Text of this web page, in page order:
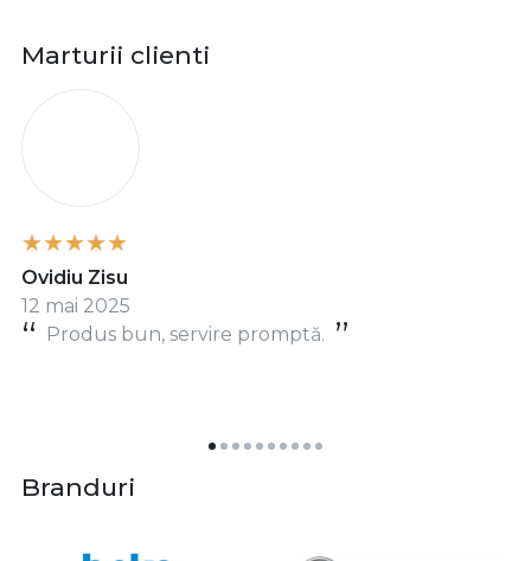
Marturii clienti
Produs bun, servire promptă.
Ovidiu Zisu
12 mai 2025
Branduri